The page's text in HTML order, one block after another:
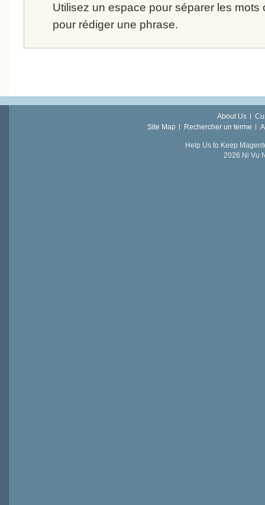
Utilisez un espace pour séparer les mots
pour rédiger une phrase.
About Us
Site Map
Rechercher un terme
Help Us to Keep
2026 Ni Vu